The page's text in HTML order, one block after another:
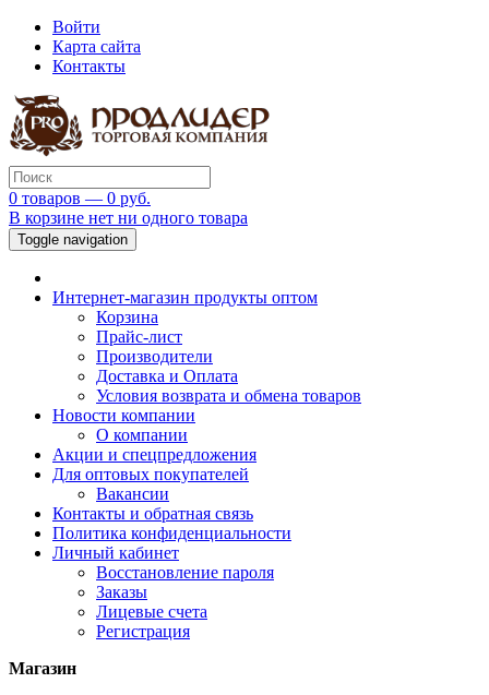
Войти
Карта сайта
Контакты
0 товаров — 0 руб.
В корзине нет ни одного товара
Toggle navigation
Интернет-магазин продукты оптом
Корзина
Прайс-лист
Производители
Доставка и Оплата
Условия возврата и обмена товаров
Новости компании
О компании
Акции и спецпредложения
Для оптовых покупателей
Вакансии
Контакты и обратная связь
Политика конфиденциальности
Личный кабинет
Восстановление пароля
Заказы
Лицевые счета
Регистрация
Магазин